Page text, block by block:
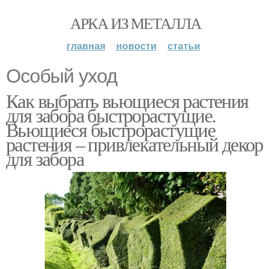
АРКА ИЗ МЕТАЛЛА
главная новости статьи
Особый уход
Как выбрать вьющиеся растения
для забора быстрорастущие.
Вьющиеся быстрорастущие
растения – привлекательный декор
для забора